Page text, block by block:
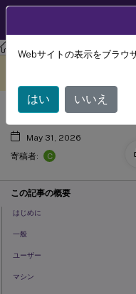
デリバリーグ
May 31, 2026
寄稿者:
C
この記事の概要
はじめに
一般
ユーザー
マシン
Webサイトの表示をブラウ
はい いいえ